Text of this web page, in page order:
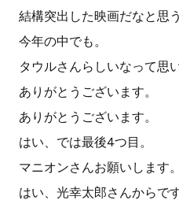
結構突出した映画だなと思
今年の中でも。
タウルさんらしいなって思
ありがとうございます。
ありがとうございます。
はい、では最後4つ目。
マニオンさんお願いします。
はい、光幸太郎さんからです